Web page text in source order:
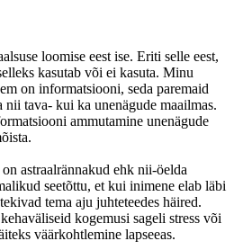
loomise eest ise. Eriti selle eest,
kasutab või ei kasuta. Minu
on informatsiooni, seda paremaid
nii tava- kui ka unenägude maailmas.
ammutamine unenägude
astraalrännakud ehk nii-öelda
seetõttu, et kui inimene elab läbi
tema aju juhteteedes häired.
kogemusi sageli stress või
väärkohtlemine lapseeas.